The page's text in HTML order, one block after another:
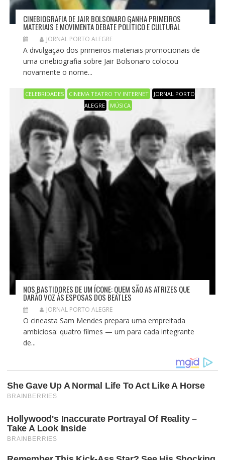
CINEBIOGRAFIA DE JAIR BOLSONARO GANHA PRIMEIROS
MATERIAIS E MOVIMENTA DEBATE POLÍTICO E CULTURAL
JORNAL PORTO ALEGRE
A divulgação dos primeiros materiais promocionais de
uma cinebiografia sobre Jair Bolsonaro colocou
novamente o nome...
CELEBRIDADES CINEMA TEATRO TV INTERNET
JORNAL PORTO
ALEGRE
MÚSICA
NOS BASTIDORES DE UM ÍCONE: QUEM SÃO AS ATRIZES QUE
DARÃO VOZ ÀS ESPOSAS DOS BEATLES
JORNAL PORTO ALEGRE
O cineasta Sam Mendes prepara uma empreitada
ambiciosa: quatro filmes — um para cada integrante
de...